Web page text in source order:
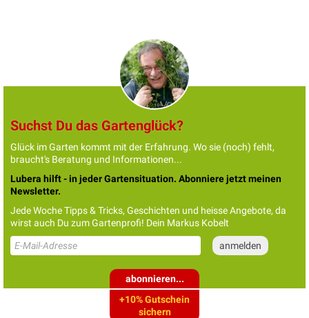
Suchst Du das Gartenglück?
Glück im Garten kommt mit der Erfahrung. Wo sie (noch) fehlt,
braucht's Beratung und Informationen...
Lubera hilft - in jeder Gartensituation. Abonniere jetzt meinen
Newsletter.
Jede Woche Tipps & Tricks, Geschichten und heisse Angebote, da
wirst auch Du zum Gartenprofi! Dein Markus Kobelt
abonnieren...
+10% Gutschein
sichern